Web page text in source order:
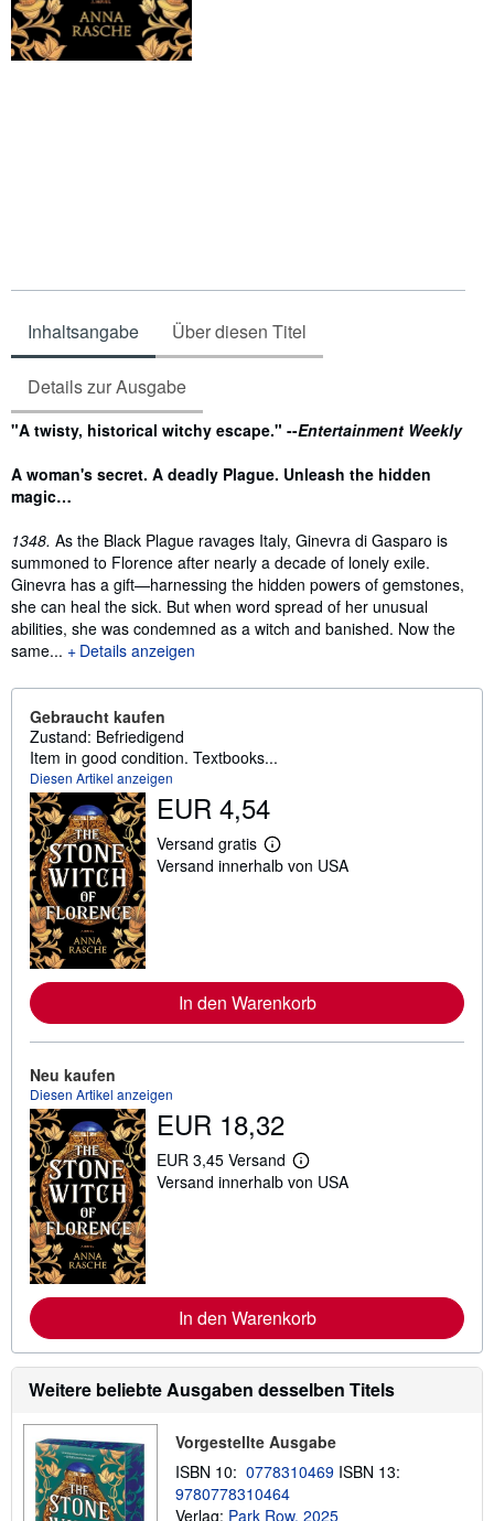
Inhaltsangabe Über diesen Titel
Details zur Ausgabe
Inhaltsangabe
"A twisty, historical witchy escape." --Entertainment Weekly
A woman's secret. A deadly Plague. Unleash the hidden
magic…
1348. As the Black Plague ravages Italy, Ginevra di Gasparo is
summoned to Florence after nearly a decade of lonely exile.
Ginevra has a gift—harnessing the hidden powers of gemstones,
she can heal the sick. But when word spread of her unusual
abilities, she was condemned as a witch and banished. Now the
same...
Details anzeigen
Gebraucht kaufen
Zustand: Befriedigend
Item in good condition. Textbooks...
Diesen Artikel anzeigen
EUR 4,54
Versand gratis
W
e
n
f
o
n
n
z
n
d
k
s
e
Versand innerhalb von USA
In den Warenkorb
Neu kaufen
Diesen Artikel anzeigen
EUR 18,32
EUR 3,45 Versand
W
e
n
f
r
m
t
n
e
n
u
Versand innerhalb von USA
In den Warenkorb
Weitere beliebte Ausgaben desselben Titels
Vorgestellte Ausgabe
ISBN 10: 0778310469 ISBN 13:
9780778310464
Verlag: Park Row, 2025